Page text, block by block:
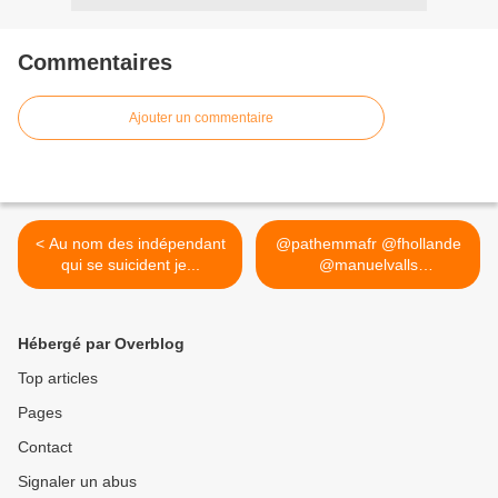
Commentaires
Ajouter un commentaire
< Au nom des indépendant
qui se suicident je...
@pathemmafr @fhollande
@manuelvalls
@ChTaubira... >
Hébergé par Overblog
Top articles
Pages
Contact
Signaler un abus